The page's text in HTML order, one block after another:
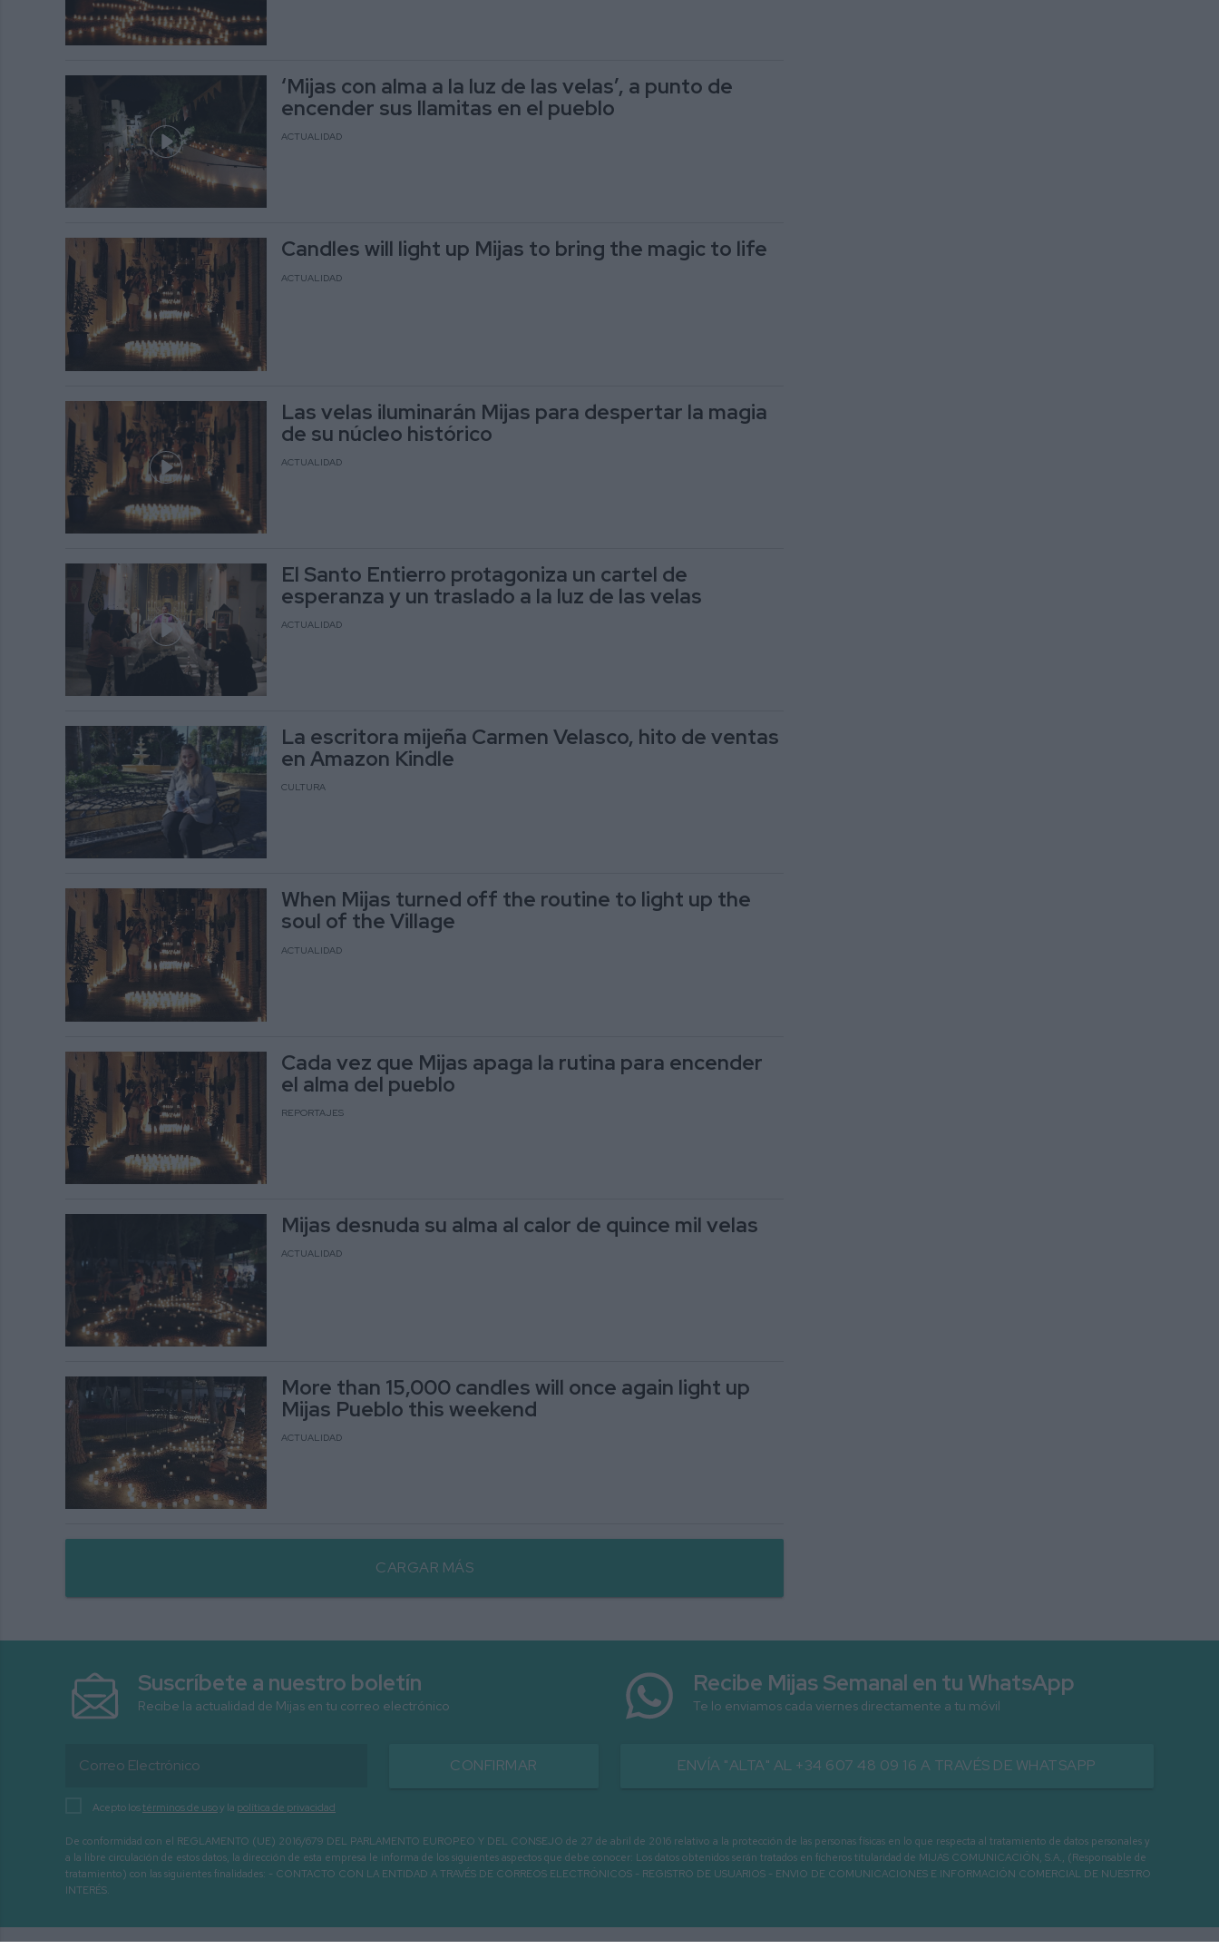
‘Mijas con alma a la luz de las velas’, a punto de
encender sus llamitas en el pueblo
ACTUALIDAD
Candles will light up Mijas to bring the magic to life
ACTUALIDAD
Las velas iluminarán Mijas para despertar la magia
de su núcleo histórico
ACTUALIDAD
El Santo Entierro protagoniza un cartel de
esperanza y un traslado a la luz de las velas
ACTUALIDAD
La escritora mijeña Carmen Velasco, hito de ventas
en Amazon Kindle
CULTURA
When Mijas turned off the routine to light up the
soul of the Village
ACTUALIDAD
Cada vez que Mijas apaga la rutina para encender
el alma del pueblo
REPORTAJES
Mijas desnuda su alma al calor de quince mil velas
ACTUALIDAD
More than 15,000 candles will once again light up
Mijas Pueblo this weekend
ACTUALIDAD
CARGAR MÁS
Suscríbete a nuestro boletín
Recibe la actualidad de Mijas en tu correo electrónico
CONFIRMAR
Acepto lostérminos de usoy la política de privacidad
Recibe Mijas Semanal en tu WhatsApp
Te lo enviamos cada viernes directamente a tu móvil
ENVÍA "ALTA" AL +34 607 48 09 16 A TRAVÉS DE WHATSAPP
De conformidad con el REGLAMENTO (UE) 2016/679 DEL PARLAMENTO EUROPEO Y DEL CONSEJO de 27 de abril de 2016 relativo a la protección de las personas físicas en lo que respecta al tratamiento de datos personales y
a la libre circulación de estos datos, la dirección de esta empresa le informa de los siguientes aspectos que debe conocer: Los datos obtenidos serán tratados en ficheros titularidad de MIJAS COMUNICACIÓN, S.A., (Responsable de
tratamiento) con las siguientes finalidades: - CONTACTO CON LA ENTIDAD A TRAVÉS DE CORREOS ELECTRÓNICOS - REGISTRO DE USUARIOS - ENVIO DE COMUNICACIONES E INFORMACIÓN COMERCIAL DE NUESTRO
INTERÉS.